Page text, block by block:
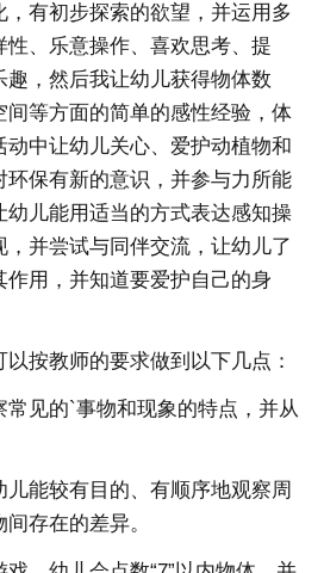
有初步探索的欲望，并运用多
、乐意操作、喜欢思考、提
趣，然后我让幼儿获得物体数
间等方面的简单的感性经验，体
中让幼儿关心、爱护动植物和
环保有新的意识，并参与力所能
幼儿能用适当的方式表达感知操
并尝试与同伴交流，让幼儿了
用，并知道要爱护自己的身
按教师的要求做到以下几点：
常见的`事物和现象的特点，并从
儿能较有目的、有顺序地观察周
存在的差异。